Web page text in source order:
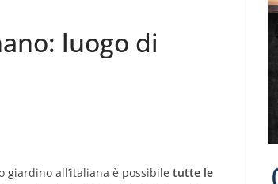
luogo di
giardino all’italiana è possibile tutte le